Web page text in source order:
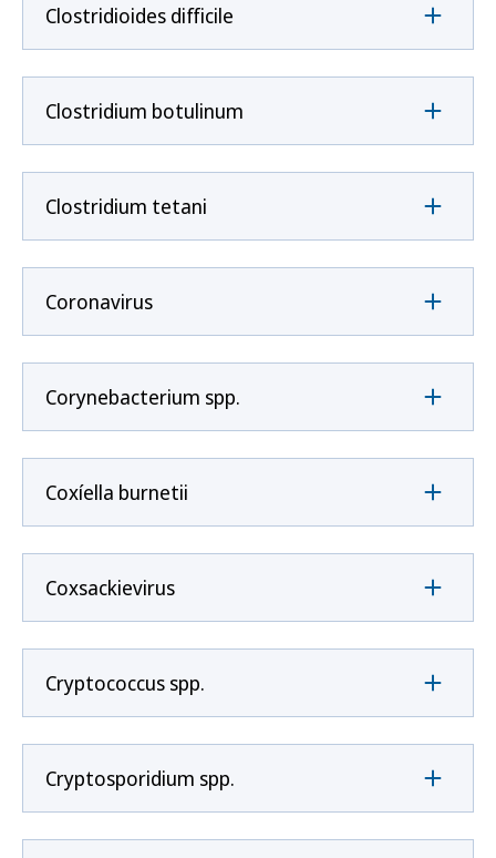
Clostridioides difficile
Clostridium botulinum
Clostridium tetani
Coronavirus
Corynebacterium spp.
Coxíella burnetii
Coxsackievirus
Cryptococcus spp.
Cryptosporidium spp.